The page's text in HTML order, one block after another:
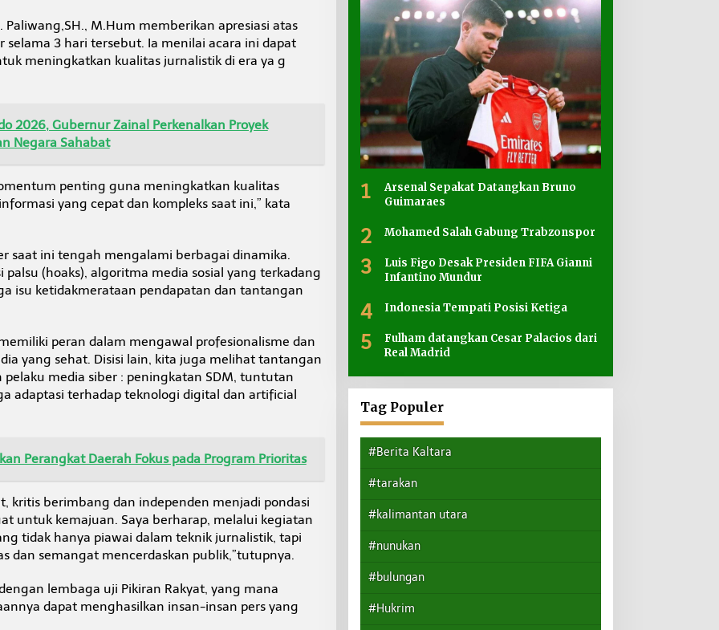
Paliwang,SH., M.Hum memberikan apresiasi atas
selama 3 hari tersebut. Ia menilai acara ini dapat
meningkatkan kualitas jurnalistik di era ya g
2026, Gubernur Zainal Perkenalkan Proyek
Negara Sahabat
penting guna meningkatkan kualitas
yang cepat dan kompleks saat ini,” kata
saat ini tengah mengalami berbagai dinamika.
(hoaks), algoritma media sosial yang terkadang
isu ketidakmerataan pendapatan dan tantangan
peran dalam mengawal profesionalisme dan
yang sehat. Disisi lain, kita juga melihat tantangan
pelaku media siber : peningkatan SDM, tuntutan
adaptasi terhadap teknologi digital dan artificial
Perangkat Daerah Fokus pada Program Prioritas
kritis berimbang dan independen menjadi pondasi
untuk kemajuan. Saya berharap, melalui kegiatan
tidak hanya piawai dalam teknik jurnalistik, tapi
dan semangat mencerdaskan publik,”tutupnya.
lembaga uji Pikiran Rakyat, yang mana
dapat menghasilkan insan-insan pers yang
1
Arsenal Sepakat Datangkan Bruno
Guimaraes
2 Mohamed Salah Gabung Trabzonspor
3
Luis Figo Desak Presiden FIFA Gianni
Infantino Mundur
4 Indonesia Tempati Posisi Ketiga
5
Fulham datangkan Cesar Palacios dari
Real Madrid
Tag Populer
#Berita Kaltara
#tarakan
#kalimantan utara
#nunukan
#bulungan
#Hukrim